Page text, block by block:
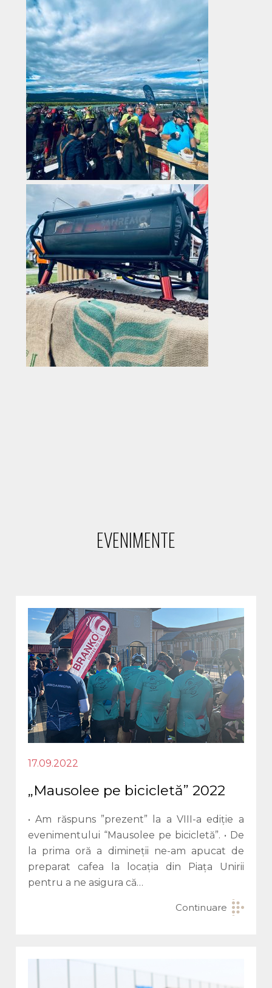
EVENIMENTE
17.09.2022
„Mausolee pe bicicletă” 2022
• Am răspuns ”prezent” la a VIII-a ediție a
evenimentului “Mausolee pe bicicletă”. • De
la prima oră a dimineții ne-am apucat de
preparat cafea la locația din Piața Unirii
pentru a ne asigura că…
Continuare